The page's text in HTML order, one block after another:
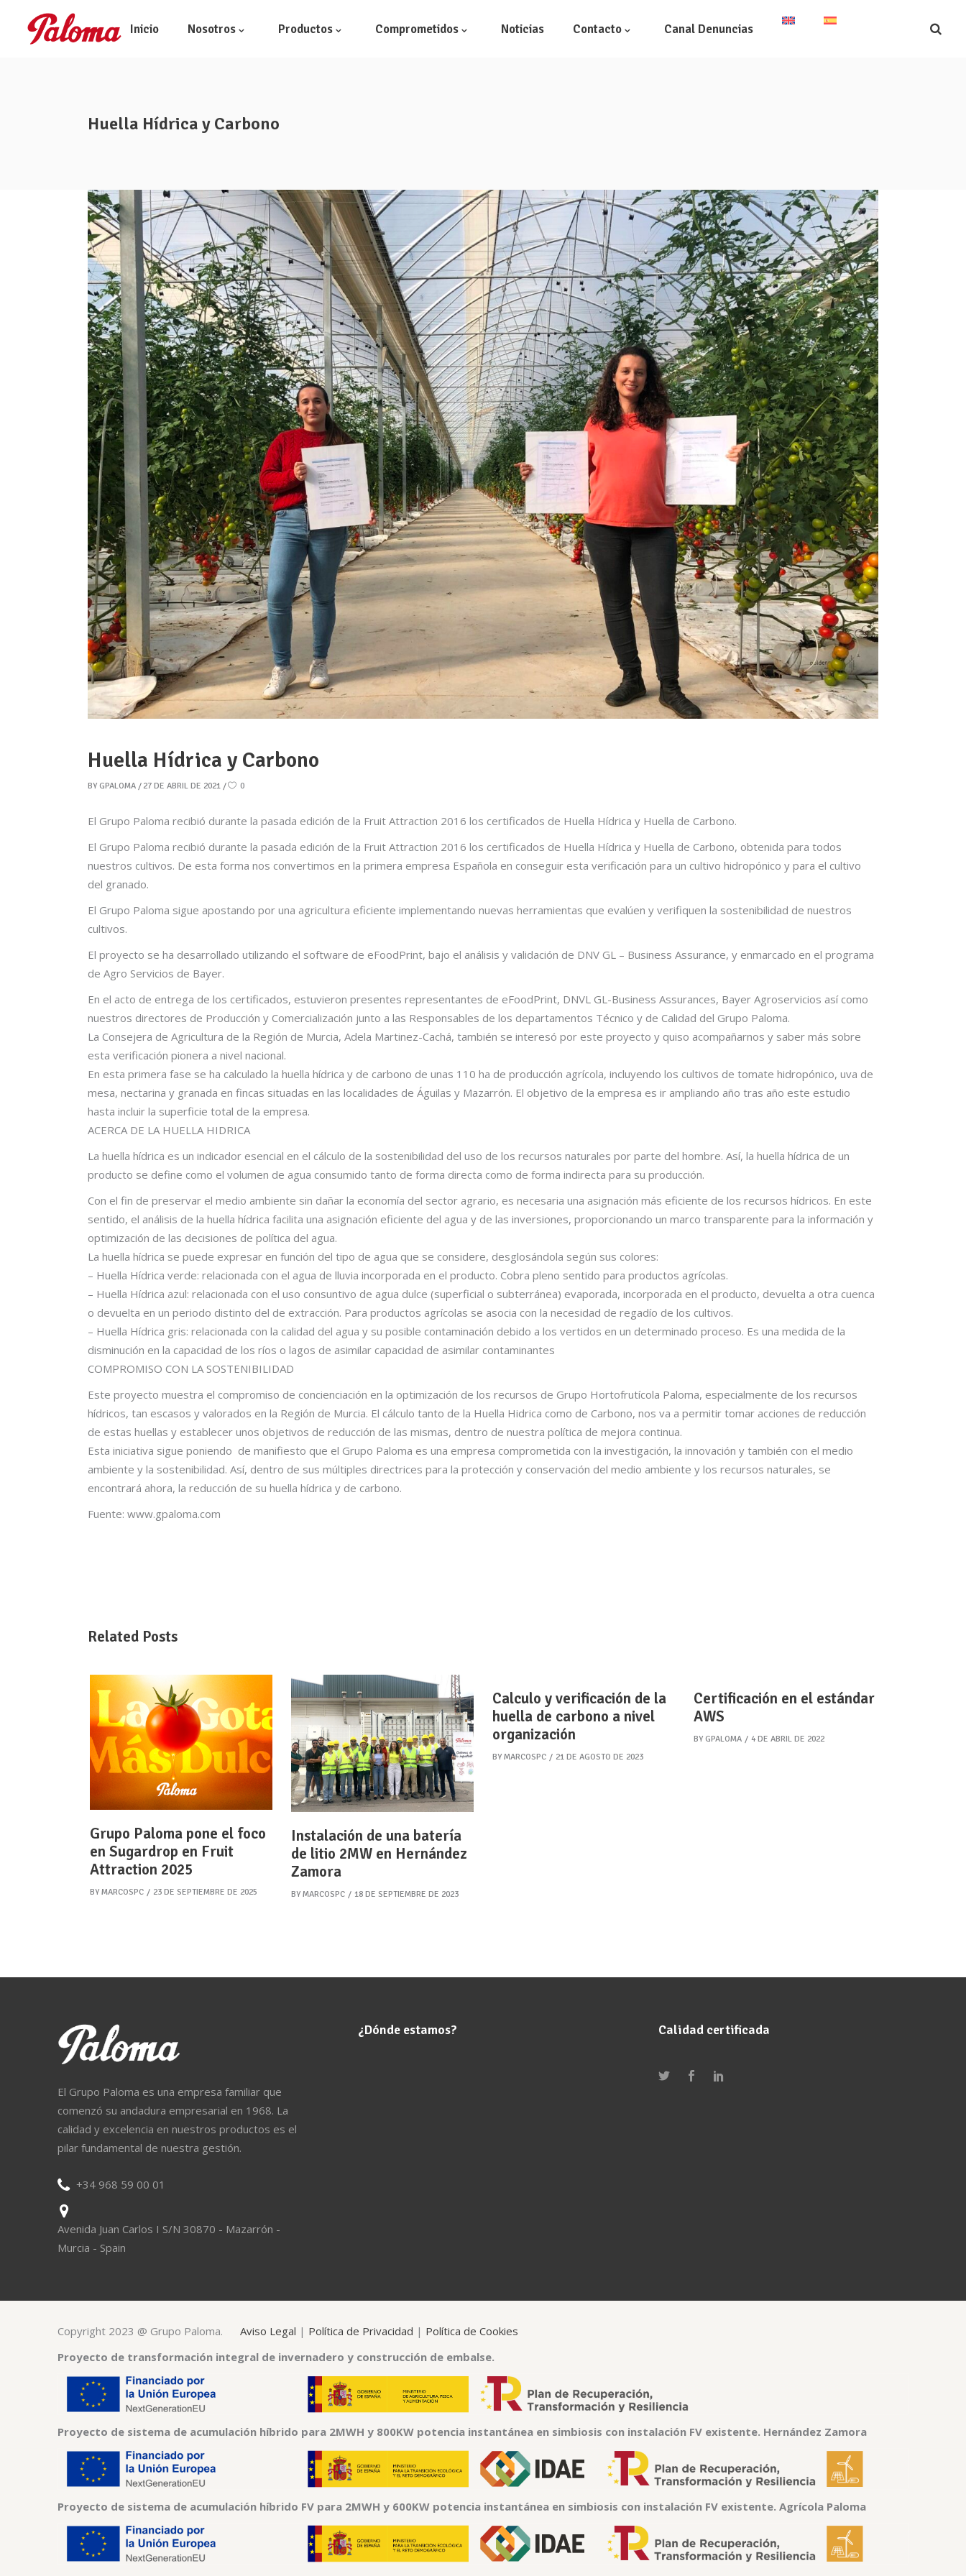
Inicio Nosotros
Quiénes somos
Productos Comprometidos Noticias Contacto Canal Denuncias
Huella Hídrica y Carbono
Huella Hídrica y Carbono
BY GPALOMA 27 DE ABRIL DE 2021 0
El Grupo Paloma recibió durante la pasada edición de la Fruit Attraction 2016 los certificados de Huella Hídrica y Huella de Carbono.
El Grupo Paloma recibió durante la pasada edición de la Fruit Attraction 2016 los certificados de Huella Hídrica y Huella de Carbono, obtenida para todos
nuestros cultivos. De esta forma nos convertimos en la primera empresa Española en conseguir esta verificación para un cultivo hidropónico y para el cultivo
del granado.
El Grupo Paloma sigue apostando por una agricultura eficiente implementando nuevas herramientas que evalúen y verifiquen la sostenibilidad de nuestros
cultivos.
El proyecto se ha desarrollado utilizando el software de eFoodPrint, bajo el análisis y validación de DNV GL – Business Assurance, y enmarcado en el programa
de Agro Servicios de Bayer.
En el acto de entrega de los certificados, estuvieron presentes representantes de eFoodPrint, DNVL GL-Business Assurances, Bayer Agroservicios así como
nuestros directores de Producción y Comercialización junto a las Responsables de los departamentos Técnico y de Calidad del Grupo Paloma.
La Consejera de Agricultura de la Región de Murcia, Adela Martinez-Cachá, también se interesó por este proyecto y quiso acompañarnos y saber más sobre
esta verificación pionera a nivel nacional.
En esta primera fase se ha calculado la huella hídrica y de carbono de unas 110 ha de producción agrícola, incluyendo los cultivos de tomate hidropónico, uva de
mesa, nectarina y granada en fincas situadas en las localidades de Águilas y Mazarrón. El objetivo de la empresa es ir ampliando año tras año este estudio
hasta incluir la superficie total de la empresa.
ACERCA DE LA HUELLA HIDRICA
La huella hídrica es un indicador esencial en el cálculo de la sostenibilidad del uso de los recursos naturales por parte del hombre. Así, la huella hídrica de un
producto se define como el volumen de agua consumido tanto de forma directa como de forma indirecta para su producción.
Con el fin de preservar el medio ambiente sin dañar la economía del sector agrario, es necesaria una asignación más eficiente de los recursos hídricos. En este
sentido, el análisis de la huella hídrica facilita una asignación eficiente del agua y de las inversiones, proporcionando un marco transparente para la información y
optimización de las decisiones de política del agua.
La huella hídrica se puede expresar en función del tipo de agua que se considere, desglosándola según sus colores:
– Huella Hídrica verde: relacionada con el agua de lluvia incorporada en el producto. Cobra pleno sentido para productos agrícolas.
– Huella Hídrica azul: relacionada con el uso consuntivo de agua dulce (superficial o subterránea) evaporada, incorporada en el producto, devuelta a otra cuenca
o devuelta en un periodo distinto del de extracción. Para productos agrícolas se asocia con la necesidad de regadío de los cultivos.
– Huella Hídrica gris: relacionada con la calidad del agua y su posible contaminación debido a los vertidos en un determinado proceso. Es una medida de la
disminución en la capacidad de los ríos o lagos de asimilar capacidad de asimilar contaminantes
COMPROMISO CON LA SOSTENIBILIDAD
Este proyecto muestra el compromiso de concienciación en la optimización de los recursos de Grupo Hortofrutícola Paloma, especialmente de los recursos
hídricos, tan escasos y valorados en la Región de Murcia. El cálculo tanto de la Huella Hidrica como de Carbono, nos va a permitir tomar acciones de reducción
de estas huellas y establecer unos objetivos de reducción de las mismas, dentro de nuestra política de mejora continua.
Esta iniciativa sigue poniendo de manifiesto que el Grupo Paloma es una empresa comprometida con la investigación, la innovación y también con el medio
ambiente y la sostenibilidad. Así, dentro de sus múltiples directrices para la protección y conservación del medio ambiente y los recursos naturales, se
encontrará ahora, la reducción de su huella hídrica y de carbono.
Fuente: www.gpaloma.com
Related Posts
Grupo Paloma pone el foco
en Sugardrop en Fruit
Attraction 2025
BY MARCOSPC 23 DE SEPTIEMBRE DE 2025
Instalación de una batería
de litio 2MW en Hernández
Zamora
BY MARCOSPC 18 DE SEPTIEMBRE DE 2023
Calculo y verificación de la
huella de carbono a nivel
organización
BY MARCOSPC 21 DE AGOSTO DE 2023
Certificación en el estándar
AWS
BY GPALOMA 4 DE ABRIL DE 2022
El Grupo Paloma es una empresa familiar que
comenzó su andadura empresarial en 1968. La
calidad y excelencia en nuestros productos es el
pilar fundamental de nuestra gestión.
+34 968 59 00 01
Avenida Juan Carlos I S/N 30870 - Mazarrón -
Murcia - Spain
¿Dónde estamos? Calidad certificada
Copyright 2023 @ Grupo Paloma. Aviso Legal | Política de Privacidad | Política de Cookies
Proyecto de transformación integral de invernadero y construcción de embalse.
Proyecto de sistema de acumulación híbrido para 2MWH y 800KW potencia instantánea en simbiosis con instalación FV existente. Hernández Zamora
Proyecto de sistema de acumulación híbrido FV para 2MWH y 600KW potencia instantánea en simbiosis con instalación FV existente. Agrícola Paloma